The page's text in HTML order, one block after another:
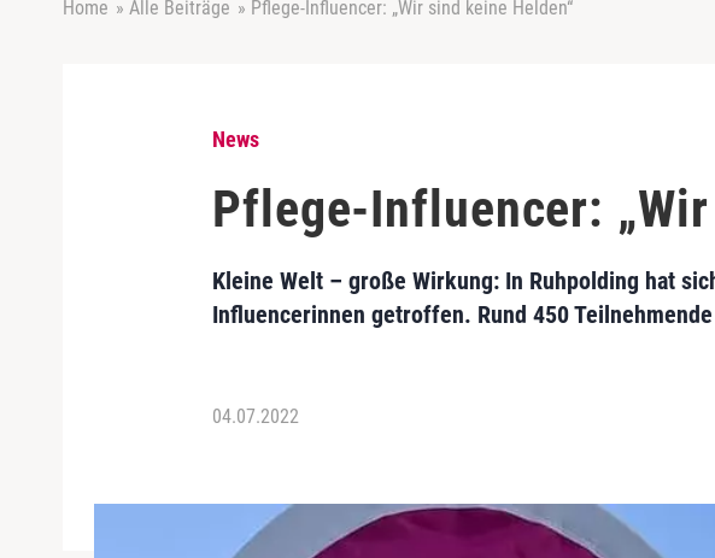
Home » Alle Beiträge » Pflege-Influencer: „Wir sind keine Helden“
News
Pflege-Influencer:
Kleine Welt – große Wirkung: In Ruhpolding hat
Influencerinnen getroffen. Rund 450
04.07.2022